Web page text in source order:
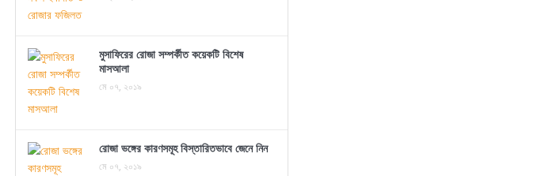
মুসাফিরের রোজা সম্পর্কীত কয়েকটি বিশেষ
মাসআলা
মে ০৭, ২০১৯
রোজা ভঙ্গের কারণসমূহ বিস্তারিতভাবে জেনে নিন
মে ০৭, ২০১৯